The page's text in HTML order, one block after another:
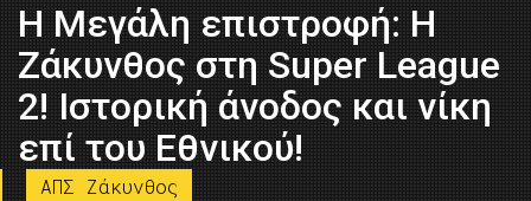
Η Μεγάλη επιστροφή: Η
Ζάκυνθος στη Super League
2! Ιστορική άνοδος και νίκη
επί του Εθνικού!
ΑΠΣ Ζάκυνθος